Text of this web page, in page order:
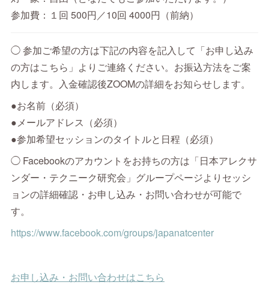
参加費：１回 500円／10回 4000円（前納）
◯ 参加ご希望の方は下記の内容を記入して「お申し込み
の方はこちら」よりご連絡ください。お振込方法をご案
内します。入金確認後ZOOMの詳細をお知らせします。
●お名前（必須）
●メールアドレス（必須）
●参加希望セッションのタイトルと日程（必須）
◯ Facebookのアカウントをお持ちの方は「日本アレクサ
ンダー・テクニーク研究会」グループページよりセッシ
ョンの詳細確認・お申し込み・お問い合わせが可能で
す。
https://www.facebook.com/groups/japanatcenter